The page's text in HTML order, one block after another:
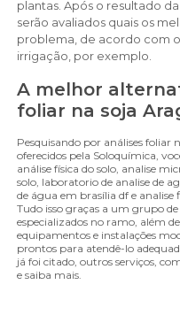
plantas. Após o resultado
serão avaliados quais os
problema, de acordo com
irrigação, por exemplo.
A melhor
foliar na soja
Pesquisando por análises foliar
oferecidos pela Soloquímica,
análise física do solo, analise
solo, laboratorio de analise de
de água em brasília df e
Tudo isso graças a um grupo
especializados no ramo, além
equipamentos e instalações
prontos para atendê-lo
já foi citado, outros serviços,
e saiba mais.